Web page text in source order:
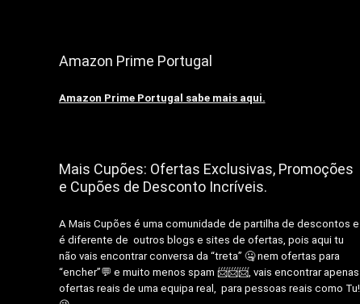
Amazon Prime Portugal
Amazon Prime Portugal sabe mais aqui.
Mais Cupões: Ofertas Exclusivas, Promoções
e Cupões de Desconto Incríveis.
A Mais Cupões é uma comunidade de partilha de descontos e
é diferente de outros blogs e sites de ofertas, pois aqui tu
não vais encontrar conversa da “treta” 🤐 nem ofertas para
“encher”💬 e muito menos spam 📨📨📨, vais encontrar apenas
ofertas reais de uma equipa real, para pessoas reais como Tu!